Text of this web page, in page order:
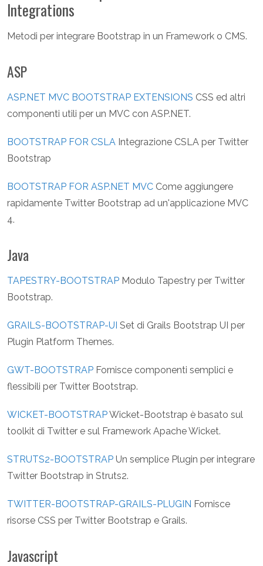
Integrations
Metodi per integrare Bootstrap in un Framework o CMS.
ASP
ASP.NET MVC BOOTSTRAP EXTENSIONS CSS ed altri
componenti utili per un MVC con ASP.NET.
BOOTSTRAP FOR CSLA Integrazione CSLA per Twitter
Bootstrap
BOOTSTRAP FOR ASP.NET MVC Come aggiungere
rapidamente Twitter Bootstrap ad un'applicazione MVC
4.
Java
TAPESTRY-BOOTSTRAP Modulo Tapestry per Twitter
Bootstrap.
GRAILS-BOOTSTRAP-UI Set di Grails Bootstrap UI per
Plugin Platform Themes.
GWT-BOOTSTRAP Fornisce componenti semplici e
flessibili per Twitter Bootstrap.
WICKET-BOOTSTRAPWicket-Bootstrap è basato sul
toolkit di Twitter e sul Framework Apache Wicket.
STRUTS2-BOOTSTRAP Un semplice Plugin per integrare
Twitter Bootstrap in Struts2.
TWITTER-BOOTSTRAP-GRAILS-PLUGIN Fornisce
risorse CSS per Twitter Bootstrap e Grails.
Javascript